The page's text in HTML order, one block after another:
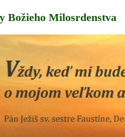
Božieho Milosrdenstva